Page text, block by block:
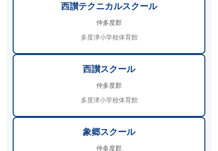
西讃テクニカルスクール
仲多度郡
多度津小学校体育館
西讃スクール
仲多度郡
多度津小学校体育館
象郷スクール
仲多度郡